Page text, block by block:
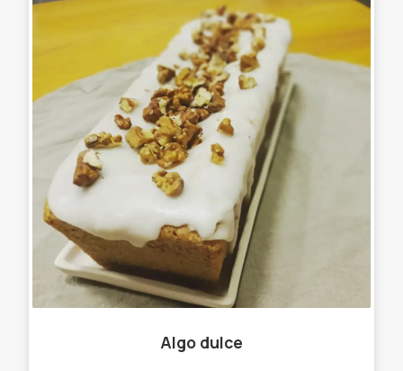
Algo dulce